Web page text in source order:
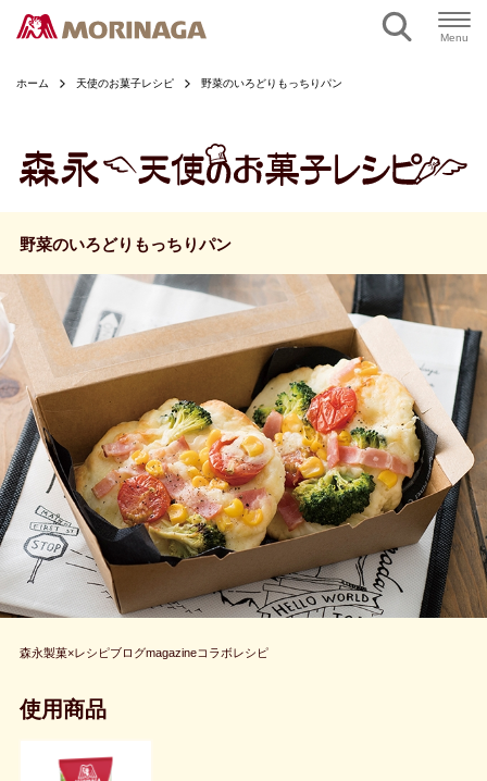
Menu
ホーム 天使のお菓子レシピ 野菜のいろどりもっちりパン
野菜のいろどりもっちりパン
森永製菓×レシピブログmagazineコラボレシピ
使用商品